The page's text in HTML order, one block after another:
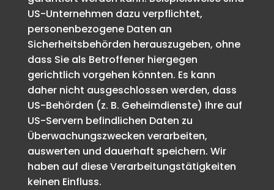
US-Unternehmen dazu verpflichtet,
personenbezogene Daten an
Sicherheitsbehörden herauszugeben, ohne
dass Sie als Betroffener hiergegen
gerichtlich vorgehen könnten. Es kann
daher nicht ausgeschlossen werden, dass
US-Behörden (z. B. Geheimdienste) Ihre auf
US-Servern befindlichen Daten zu
Überwachungszwecken verarbeiten,
auswerten und dauerhaft speichern. Wir
haben auf diese Verarbeitungstätigkeiten
keinen Einfluss.